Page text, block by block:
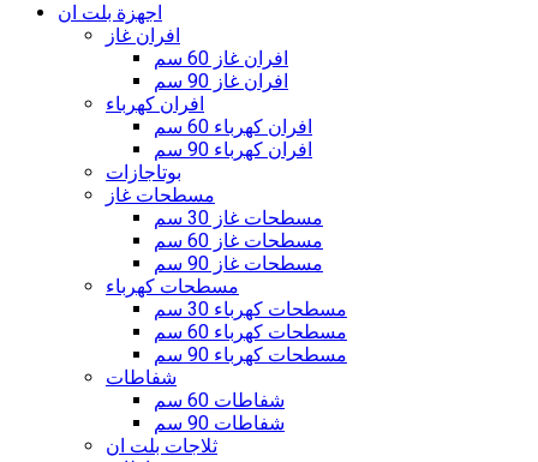
اجهزة بلت ان
افران غاز
افران غاز 60 سم
افران غاز 90 سم
افران كهرباء
افران كهرباء 60 سم
افران كهرباء 90 سم
بوتاجازات
مسطحات غاز
مسطحات غاز 30 سم
مسطحات غاز 60 سم
مسطحات غاز 90 سم
مسطحات كهرباء
مسطحات كهرباء 30 سم
مسطحات كهرباء 60 سم
مسطحات كهرباء 90 سم
شفاطات
شفاطات 60 سم
شفاطات 90 سم
ثلاجات بلت ان